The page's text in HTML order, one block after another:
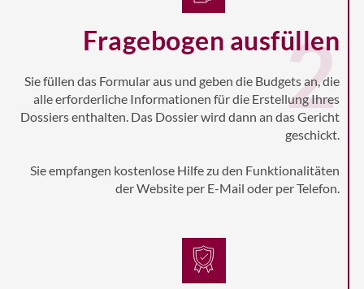
2
Fragebogen ausfüllen
Sie füllen das Formular aus und geben die Budgets an, die
alle erforderliche Informationen für die Erstellung Ihres
Dossiers enthalten. Das Dossier wird dann an das Gericht
geschickt.
Sie empfangen kostenlose Hilfe zu den Funktionalitäten
der Website per E-Mail oder per Telefon.